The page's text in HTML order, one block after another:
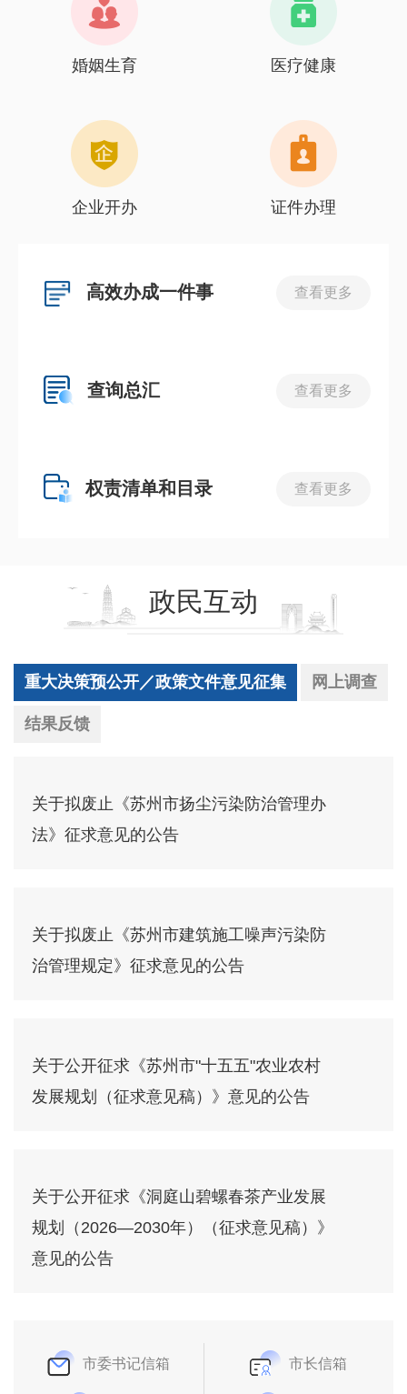
婚姻生育 医疗健康
企业开办 证件办理
高效办成一件事 查看更多
查询总汇 查看更多
权责清单和目录 查看更多
政民互动
重大决策预公开／政策文件意见征集 网上调查
结果反馈
关于拟废止《苏州市扬尘污染防治管理办
法》征求意见的公告
关于拟废止《苏州市建筑施工噪声污染防
治管理规定》征求意见的公告
关于公开征求《苏州市"十五五"农业农村
发展规划（征求意见稿）》意见的公告
关于公开征求《洞庭山碧螺春茶产业发展
规划（2026—2030年）（征求意见稿）》
意见的公告
市委书记信箱 市长信箱